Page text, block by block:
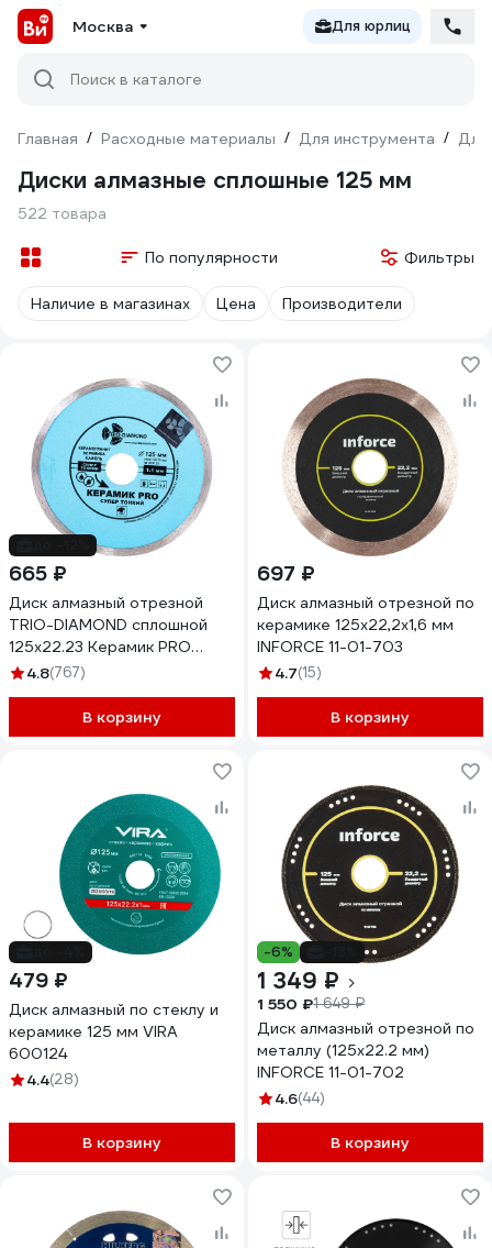
Москва Для юрлиц
Поиск в каталоге
Главная / Расходные материалы / Для инструмента / Для
Диски алмазные сплошные 125 мм
522 товара
По популярности Фильтры
Наличие в магазинах Цена Производители
665 ₽
Диск алмазный отрезной
TRIO-DIAMOND сплошной
125x22.23 Керамик PRO
Супер Тонкий 370125
4.8(767)
В корзину
697 ₽
Диск алмазный отрезной по
керамике 125х22,2х1,6 мм
INFORCE 11-01-703
4.7(15)
В корзину
479 ₽
Диск алмазный по стеклу и
керамике 125 мм VIRA
600124
4.4(28)
В корзину
-6%
1 349 ₽
1 550 ₽1 649 ₽
Диск алмазный отрезной по
металлу (125х22.2 мм)
INFORCE 11-01-702
4.6(44)
В корзину